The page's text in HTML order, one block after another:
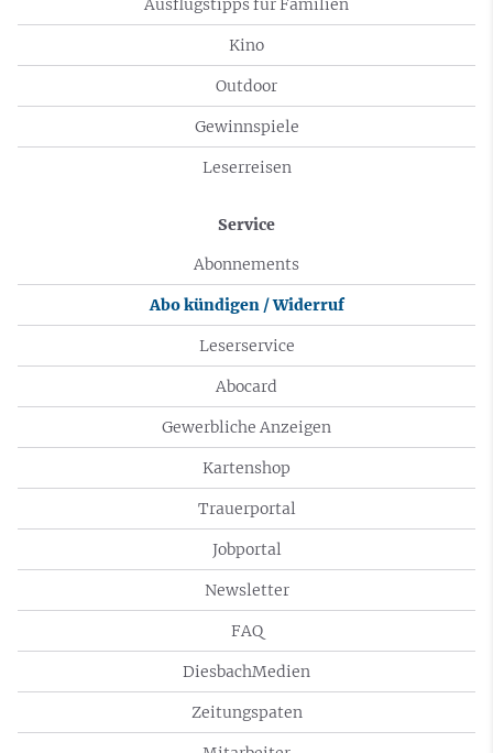
Ausflugstipps für Familien
Kino
Outdoor
Gewinnspiele
Leserreisen
Service
Abonnements
Abo kündigen / Widerruf
Leserservice
Abocard
Gewerbliche Anzeigen
Kartenshop
Trauerportal
Jobportal
Newsletter
FAQ
DiesbachMedien
Zeitungspaten